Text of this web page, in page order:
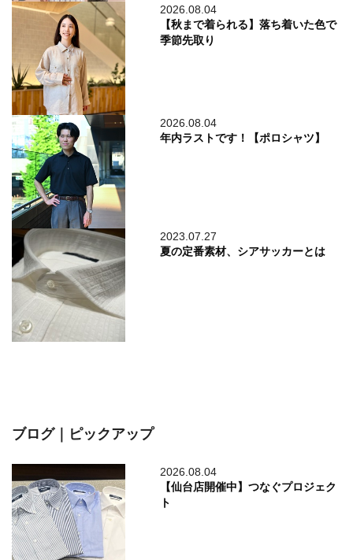
2026.08.04
【秋まで着られる】落ち着いた色で
季節先取り
2026.08.04
年内ラストです！【ポロシャツ】
2023.07.27
夏の定番素材、シアサッカーとは
ブログ｜ピックアップ
2026.08.04
【仙台店開催中】つなぐプロジェク
ト